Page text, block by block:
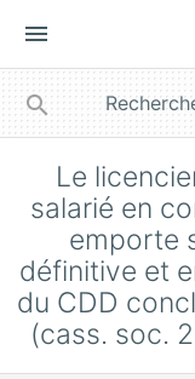
menu
search
Le
salarié en
emporte
définitive et
du CDD
(cass. soc.